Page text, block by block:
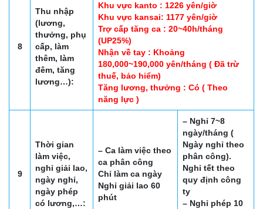
8
Thu nhập
(lương,
thưởng, phụ
cấp, làm
thêm, làm
đêm, tăng
lương…):
Khu vực kanto : 1226 yên/giờ
Khu vực kansai: 1177 yên/giờ
Trợ cấp tăng ca : 20~40h/tháng
(UP25%)
Nhận về tay : Khoảng
180,000~190,000 yên/tháng ( Đã trừ
thuế, bảo hiểm)
Tăng lương, thưởng : Có ( Theo
năng lực )
9
Thời gian
làm việc,
nghỉ giải lao,
ngày nghỉ,
ngày phép
có lương,…:
– Ca làm việc theo
ca phân công
Chỉ làm ca ngày
Nghỉ giải lao 60
phút
– Nghỉ 7~8
ngày/tháng (
Ngày nghỉ theo
phân công).
Nghỉ tết theo
quy định công
ty
– Nghỉ phép 10